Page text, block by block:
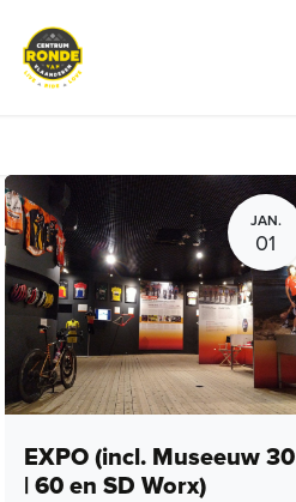
JAN.
01
EXPO (incl. Museeuw 30
| 60 en SD Worx)